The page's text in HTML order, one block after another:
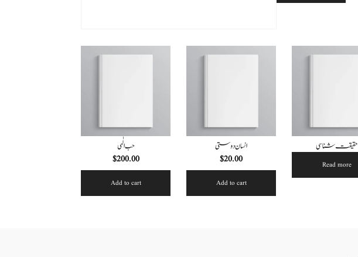
حب الٰہی
$200.00
Add to cart
انسان دوستی
$20.00
Add to cart
حقیقت شناسی
Read more